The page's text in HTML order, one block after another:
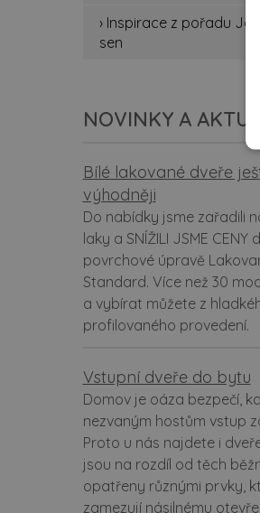
› Inspirace z pořadu Jak
sen
NOVINKY A
Bílé lakované dveře
výhodněji
Do nabídky jsme zařadili
laky a SNÍŽILI JSME CENY
povrchové úpravě
Standard. Více než 30
a vybírat můžete z
profilovaného provedení.
Vstupní dveře do bytu
Domov je oáza bezpečí,
nezvaným hostům vstup
Proto u nás najdete i
jsou na rozdíl od těch
opatřeny různými prvky,
zamezují násilnému